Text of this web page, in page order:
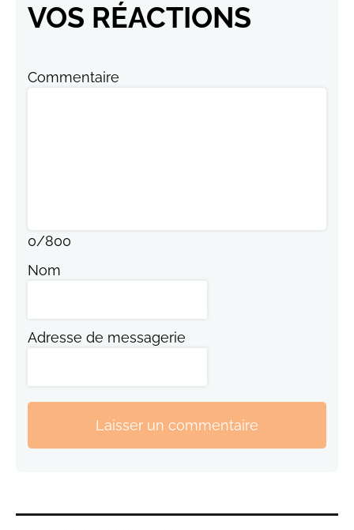
VOS RÉACTIONS
Commentaire
0/800
Nom
Adresse de messagerie
Laisser un commentaire